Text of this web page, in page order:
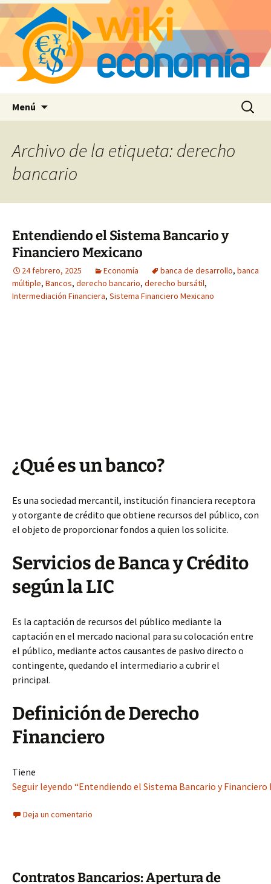
Menú Buscar:
Archivo de la etiqueta: derecho
bancario
Entendiendo el Sistema Bancario y
Financiero Mexicano
24 febrero, 2025 Economía banca de desarrollo, banca
múltiple, Bancos, derecho bancario, derecho bursátil,
Intermediación Financiera, Sistema Financiero Mexicano
¿Qué es un banco?
Es una sociedad mercantil, institución financiera receptora
y otorgante de crédito que obtiene recursos del público, con
el objeto de proporcionar fondos a quien los solicite.
Servicios de Banca y Crédito
según la LIC
Es la captación de recursos del público mediante la
captación en el mercado nacional para su colocación entre
el público, mediante actos causantes de pasivo directo o
contingente, quedando el intermediario a cubrir el
principal.
Definición de Derecho
Financiero
Tiene
Seguir leyendo “Entendiendo el Sistema Bancario y Financiero
Deja un comentario
Contratos Bancarios: Apertura de